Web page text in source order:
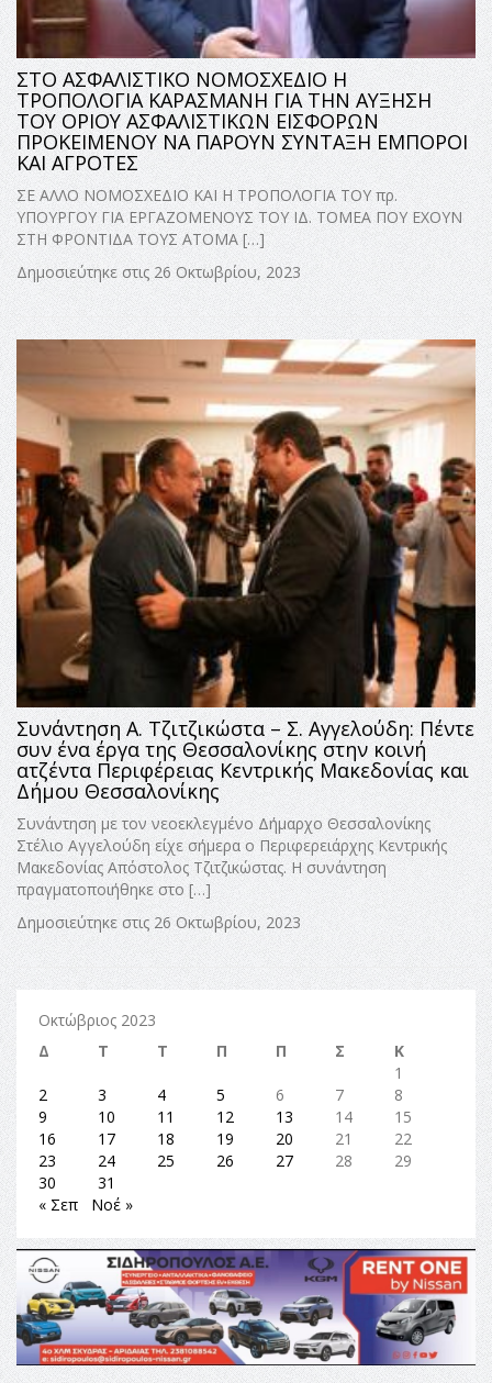
ΣΤΟ ΑΣΦΑΛΙΣΤΙΚΟ ΝΟΜΟΣΧΕΔΙΟ Η
ΤΡΟΠΟΛΟΓΙΑ ΚΑΡΑΣΜΑΝΗ ΓΙΑ ΤΗΝ ΑΥΞΗΣΗ
ΤΟΥ ΟΡΙΟΥ ΑΣΦΑΛΙΣΤΙΚΩΝ ΕΙΣΦΟΡΩΝ
ΠΡΟΚΕΙΜΕΝΟΥ ΝΑ ΠΑΡΟΥΝ ΣΥΝΤΑΞΗ ΕΜΠΟΡΟΙ
ΚΑΙ ΑΓΡΟΤΕΣ
ΣΕ ΑΛΛΟ ΝΟΜΟΣΧΕΔΙΟ ΚΑΙ Η ΤΡΟΠΟΛΟΓΙΑ ΤΟΥ πρ.
ΥΠΟΥΡΓΟΥ ΓΙΑ ΕΡΓΑΖΟΜΕΝΟΥΣ ΤΟΥ ΙΔ. ΤΟΜΕΑ ΠΟΥ ΕΧΟΥΝ
ΣΤΗ ΦΡΟΝΤΙΔΑ ΤΟΥΣ ΑΤΟΜΑ […]
Δημοσιεύτηκε στις 26 Οκτωβρίου, 2023
Συνάντηση Α. Τζιτζικώστα – Σ. Αγγελούδη: Πέντε
συν ένα έργα της Θεσσαλονίκης στην κοινή
ατζέντα Περιφέρειας Κεντρικής Μακεδονίας και
Δήμου Θεσσαλονίκης
Συνάντηση με τον νεοεκλεγμένο Δήμαρχο Θεσσαλονίκης
Στέλιο Αγγελούδη είχε σήμερα ο Περιφερειάρχης Κεντρικής
Μακεδονίας Απόστολος Τζιτζικώστας. Η συνάντηση
πραγματοποιήθηκε στο […]
Δημοσιεύτηκε στις 26 Οκτωβρίου, 2023
Οκτώβριος 2023
Δ
Τ Τ Π Π Σ
Κ
1
2
3 4 5 6 7
8
9
10 11 12 13 14
15
16
17 18 19 20 21
22
23
24 25 26 27 28
29
30
31
« Σεπ
Νοέ »